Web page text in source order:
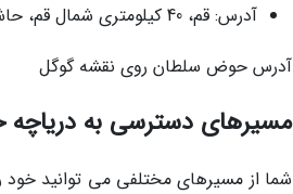
آدرس: قم، 40 کیلومتری شمال قم، حاشیه بزرگراه خلیج فارس
آدرس حوض سلطان روی نقشه گوگل
مسیرهای دسترسی به
شما از مسیرهای مختلفی می توانید خود